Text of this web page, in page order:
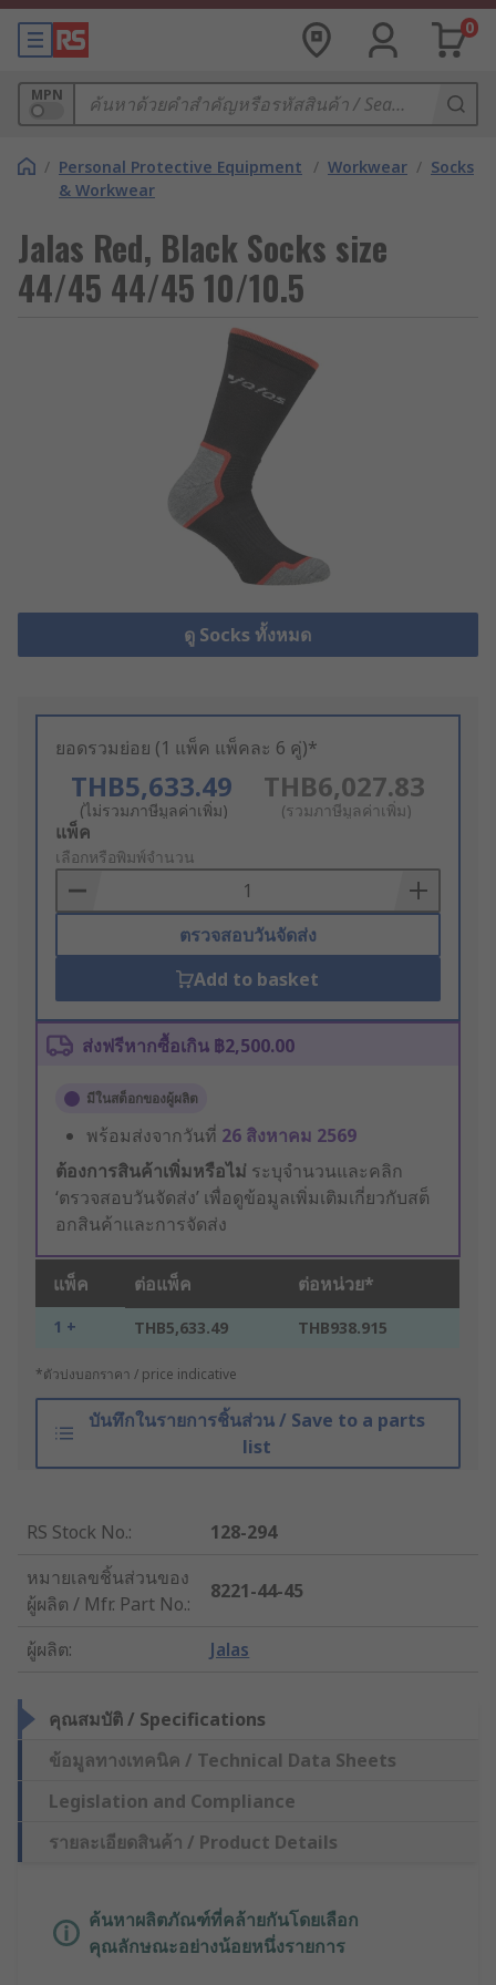
0
MPN
/ Personal Protective Equipment
& Workwear
/ Workwear / Socks
Jalas Red, Black Socks size
44/45 44/45 10/10.5
ดู Socks ทั้งหมด
ยอดรวมย่อย (1 แพ็ค แพ็คละ 6 คู่)*
THB5,633.49
(ไม่รวมภาษีมูลค่าเพิ่ม)
THB6,027.83
(รวมภาษีมูลค่าเพิ่ม)
Add
to
Basket
แพ็ค
เลือกหรือพิมพ์จำนวน
ตรวจสอบวันจัดส่ง
Add to basket
ส่งฟรีหากซื้อเกิน ฿2,500.00
มีในสต็อกของผู้ผลิต
พร้อมส่งจากวันที่ 26 สิงหาคม 2569
ต้องการสินค้าเพิ่มหรือไม่ ระบุจำนวนและคลิก
‘ตรวจสอบวันจัดส่ง’ เพื่อดูข้อมูลเพิ่มเติมเกี่ยวกับสต็
อกสินค้าและการจัดส่ง
แพ็ค ต่อแพ็ค ต่อหน่วย*
1 + THB5,633.49 THB938.915
*ตัวบ่งบอกราคา / price indicative
บันทึกในรายการชิ้นส่วน / Save to a parts
list
RS Stock No.:
128-294
หมายเลขชิ้นส่วนของ
ผู้ผลิต / Mfr. Part No.:
8221-44-45
ผู้ผลิต: Jalas
คุณสมบัติ / Specifications
ข้อมูลทางเทคนิค / Technical Data Sheets
Legislation and Compliance
รายละเอียดสินค้า / Product Details
ค้นหาผลิตภัณฑ์ที่คล้ายกันโดยเลือก
คุณลักษณะอย่างน้อยหนึ่งรายการ